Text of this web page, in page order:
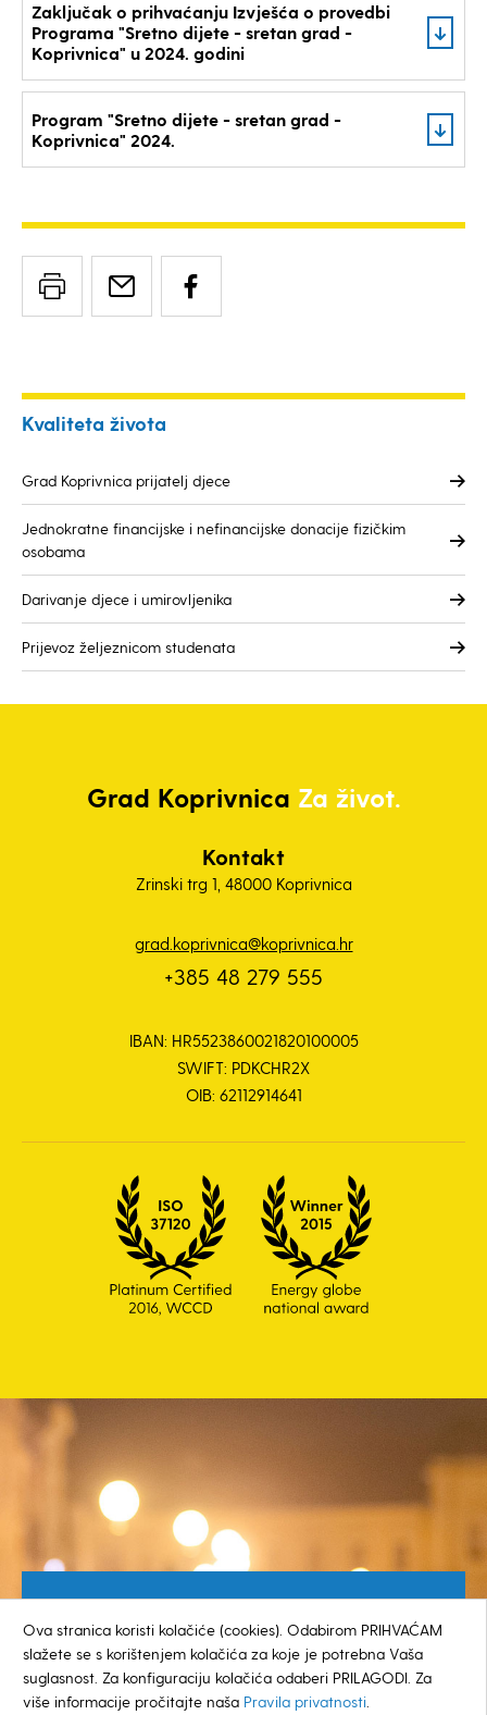
Kvaliteta života
Grad Koprivnica prijatelj djece
Jednokratne financijske i nefinancijske donacije fizičkim
osobama
Darivanje djece i umirovljenika
Prijevoz željeznicom studenata
Zaključak o prihvaćanju Izvješća o provedbi
Programa "Sretno dijete - sretan grad -
Koprivnica" u 2024. godini
Program "Sretno dijete - sretan grad -
Koprivnica" 2024.
Grad Koprivnica Za život.
Kontakt
Zrinski trg 1, 48000 Koprivnica
grad.koprivnica@koprivnica.hr
+385 48 279 555
IBAN: HR5523860021820100005
SWIFT: PDKCHR2X
OIB: 62112914641
0800 385 048
Ova stranica koristi kolačiće (cookies). Odabirom PRIHVAĆAM
slažete se s korištenjem kolačića za koje je potrebna Vaša
suglasnost. Za konfiguraciju kolačića odaberi PRILAGODI. Za
više informacije pročitajte naša Pravila privatnosti